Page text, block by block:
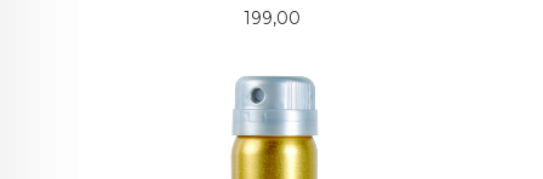
Pris
199,00